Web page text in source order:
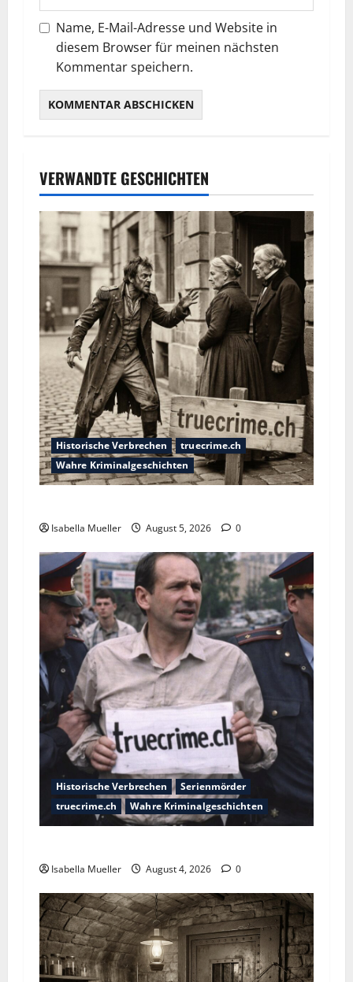
Name, E-Mail-Adresse und Website in
diesem Browser für meinen nächsten
Kommentar speichern.
VERWANDTE GESCHICHTEN
Historische Verbrechen
truecrime.ch
Wahre Kriminalgeschichten
Isabella Mueller August 5, 2026 0
Historische Verbrechen
Serienmörder
truecrime.ch
Wahre Kriminalgeschichten
Isabella Mueller August 4, 2026 0